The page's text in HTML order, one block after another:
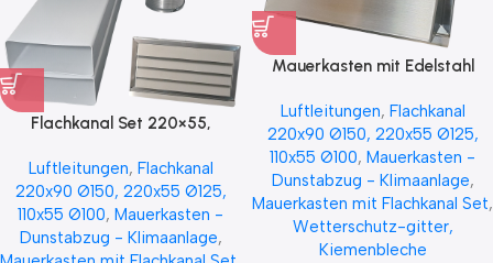
Flachkanal Set 220×55,
Wetterschutzgitter S6-K-
WSGEi, runter zur Haube mit
Aluflex
Luftleitungen, Flachkanal
220x90 Ø150, 220x55 Ø125,
110x55 Ø100, Mauerkasten -
Dunstabzug - Klimaanlage,
Mauerkasten mit Edelstahl
Rückschlagklappe MKWSGEHi,
220×55, 220×90, 222×89
Luftleitungen, Flachkanal
220x90 Ø150, 220x55 Ø125,
110x55 Ø100, Mauerkasten -
Dunstabzug - Klimaanlage,
Mauerkasten mit Flachkanal Set,
Wetterschutz-gitter,
Kiemenbleche